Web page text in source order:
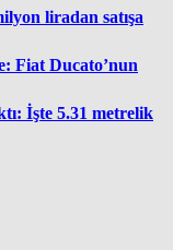
liradan satışa
Fiat Ducato’nun
İşte 5.31 metrelik